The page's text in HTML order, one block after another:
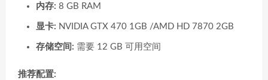
内存: 8 GB RAM
显卡: NVIDIA GTX 470 1GB /AMD HD 7870 2GB
存储空间: 需要 12 GB 可用空间
推荐配置: